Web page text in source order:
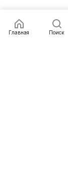
Главная Поиск